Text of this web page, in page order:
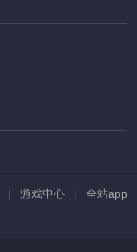
| 游戏中心 | 全站app